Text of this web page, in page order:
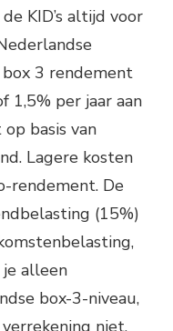
KID’s altijd voor
3 rendement
1,5% per jaar aan
basis van
Lagere kosten
rendement. De
(15%)
alleen
box-3-niveau,
verrekening niet.